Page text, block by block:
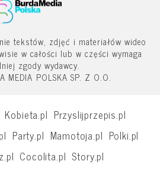
tekstów, zdjęć i materiałów wideo
w całości lub w części wymaga
zgody wydawcy.
POLSKA SP. Z O.O.
Kobieta.pl Przyslijprzepis.pl
Party.pl Mamotoja.pl Polki.pl
Cocolita.pl Story.pl